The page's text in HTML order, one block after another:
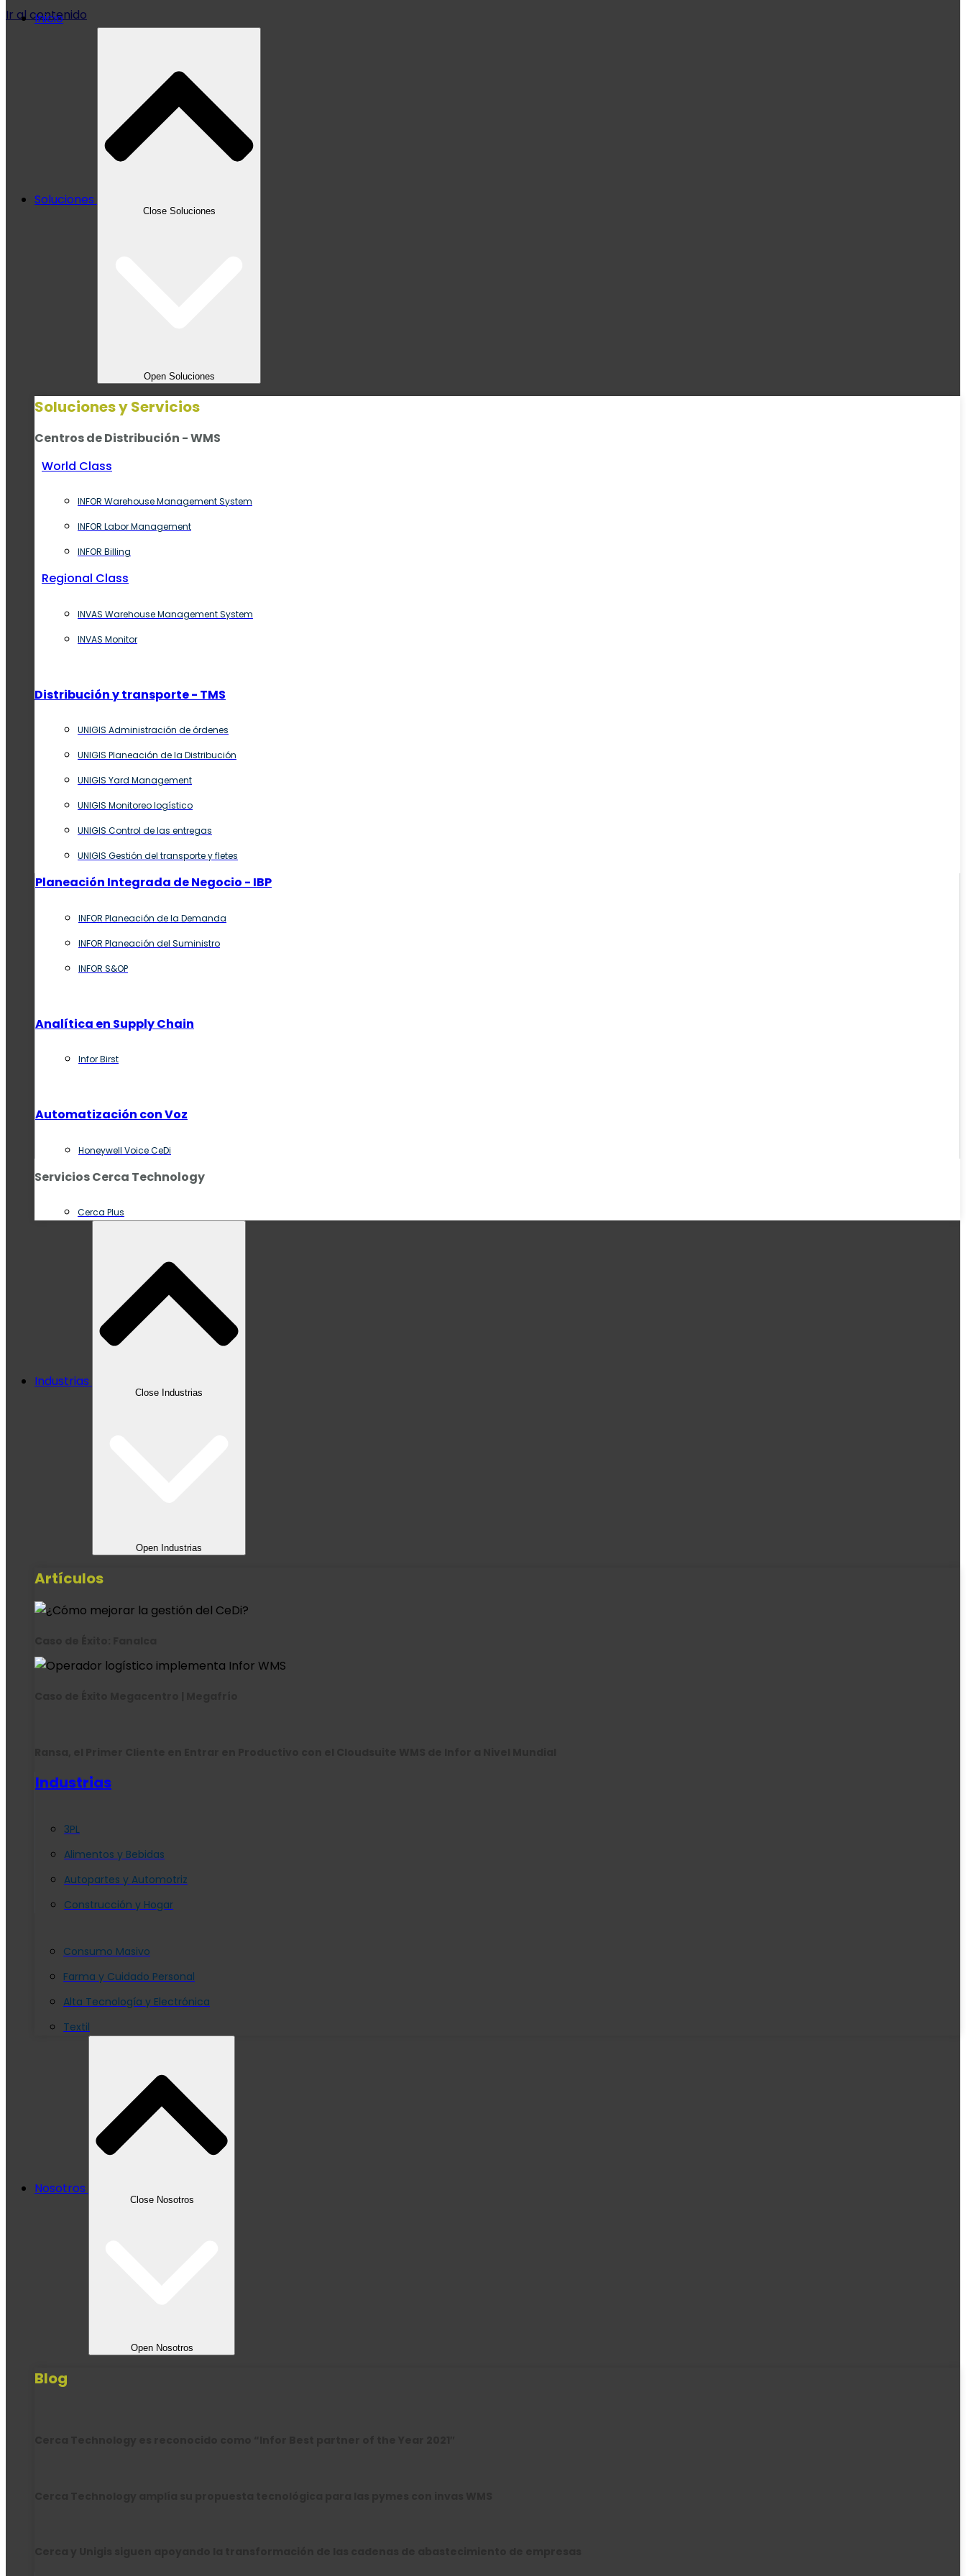
Ir al contenido
Inicio
Soluciones
Close Soluciones
Open Soluciones
Soluciones y Servicios
Centros de Distribución - WMS
World Class
INFOR Warehouse Management System
INFOR Labor Management
INFOR Billing
Regional Class
INVAS Warehouse Management System
INVAS Monitor
Distribución y transporte - TMS
UNIGIS Administración de órdenes
UNIGIS Planeación de la Distribución
UNIGIS Yard Management
UNIGIS Monitoreo logístico
UNIGIS Control de las entregas
UNIGIS Gestión del transporte y fletes
Planeación Integrada de Negocio - IBP
INFOR Planeación de la Demanda
INFOR Planeación del Suministro
INFOR S&OP
Analítica en Supply Chain
Infor Birst
Automatización con Voz
Honeywell Voice CeDi
Servicios Cerca Technology
Cerca Plus
Industrias
Close Industrias
Open Industrias
Artículos
Industrias
3PL
Alimentos y Bebidas
Autopartes y Automotriz
Construcción y Hogar
Consumo Masivo
Farma y Cuidado Personal
Alta Tecnología y Electrónica
Textil
Nosotros
Close Nosotros
Open Nosotros
Blog